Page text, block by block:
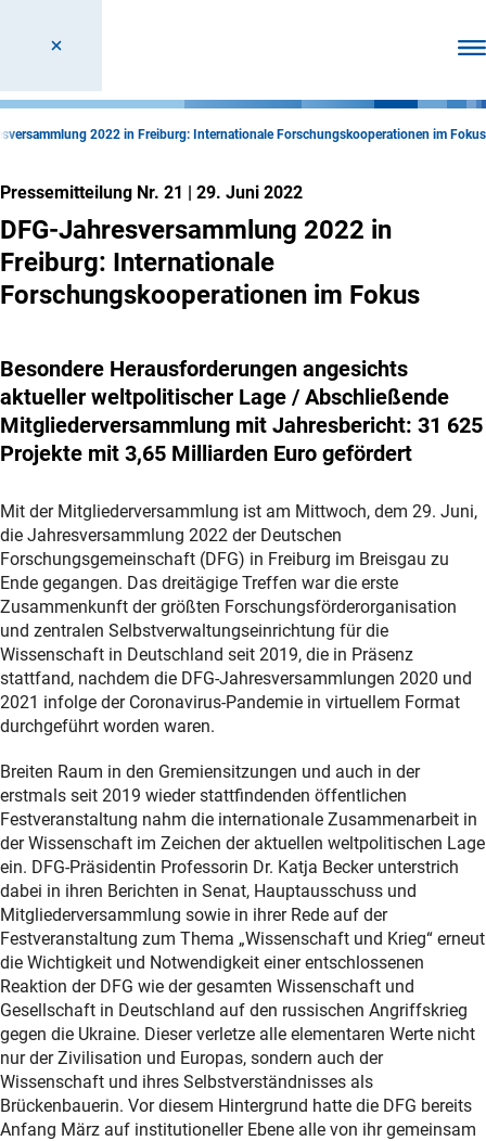
2022 in Freiburg: Internationale Forschungskooperationen im Fokus
Pressemitteilung Nr. 21 | 29. Juni 2022
DFG-Jahresversammlung 2022 in
Freiburg: Internationale
Forschungskooperationen im Fokus
Besondere Herausforderungen angesichts
aktueller weltpolitischer Lage / Abschließende
Mitgliederversammlung mit Jahresbericht: 31 625
Projekte mit 3,65 Milliarden Euro gefördert
Mit der Mitgliederversammlung ist am Mittwoch, dem 29. Juni,
die Jahresversammlung 2022 der Deutschen
Forschungsgemeinschaft (DFG) in Freiburg im Breisgau zu
Ende gegangen. Das dreitägige Treffen war die erste
Zusammenkunft der größten Forschungsförderorganisation
und zentralen Selbstverwaltungseinrichtung für die
Wissenschaft in Deutschland seit 2019, die in Präsenz
stattfand, nachdem die DFG-Jahresversammlungen 2020 und
2021 infolge der Coronavirus-Pandemie in virtuellem Format
durchgeführt worden waren.
Breiten Raum in den Gremiensitzungen und auch in der
erstmals seit 2019 wieder stattfindenden öffentlichen
Festveranstaltung nahm die internationale Zusammenarbeit in
der Wissenschaft im Zeichen der aktuellen weltpolitischen Lage
ein. DFG-Präsidentin Professorin Dr. Katja Becker unterstrich
dabei in ihren Berichten in Senat, Hauptausschuss und
Mitgliederversammlung sowie in ihrer Rede auf der
Festveranstaltung zum Thema „Wissenschaft und Krieg“ erneut
die Wichtigkeit und Notwendigkeit einer entschlossenen
Reaktion der DFG wie der gesamten Wissenschaft und
Gesellschaft in Deutschland auf den russischen Angriffskrieg
gegen die Ukraine. Dieser verletze alle elementaren Werte nicht
nur der Zivilisation und Europas, sondern auch der
Wissenschaft und ihres Selbstverständnisses als
Brückenbauerin. Vor diesem Hintergrund hatte die DFG bereits
Anfang März auf institutioneller Ebene alle von ihr gemeinsam